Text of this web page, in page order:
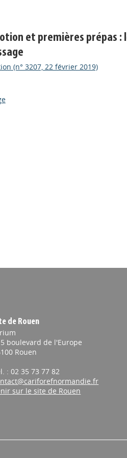
et premières prépas :
(n° 3207, 22 février 2019)
de Rouen
boulevard de l'Europe
Rouen
: 02 35 73 77 82
sur le site de Rouen